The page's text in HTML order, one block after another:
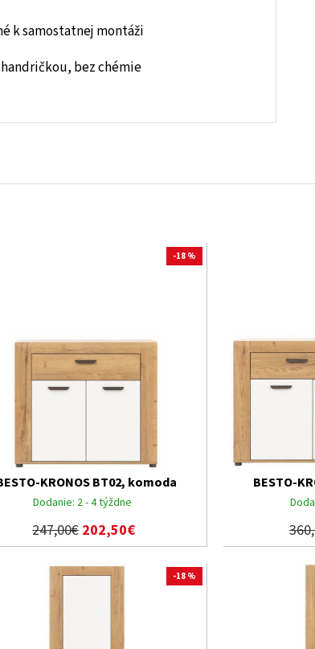
k samostatnej montáži
bez chémie
-18 %
Dodanie: 2 - 4 týždne
KRONOS BT02, komoda
247,00€ 202,50€
BESTO-
-18 %